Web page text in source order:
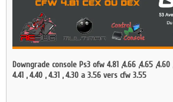
Downgrade console Ps3 ofw 4.81 ,4.66 ,4.65 ,4.60
4.41 , 4.40 , 4.31 , 4.30 a 3.56 vers cfw 3.55